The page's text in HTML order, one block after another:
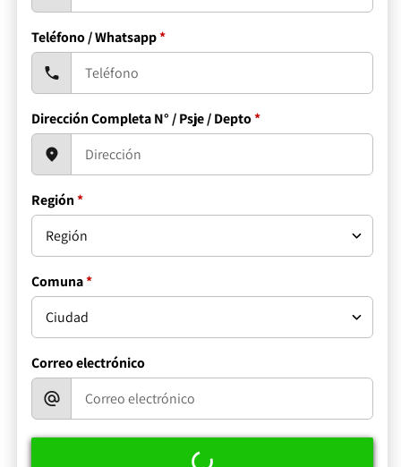
Teléfono / Whatsapp*
Dirección Completa N° / Psje / Depto*
Región*
Comuna*
Correo electrónico